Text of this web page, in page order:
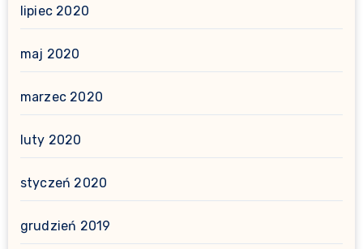
lipiec 2020
maj 2020
marzec 2020
luty 2020
styczeń 2020
grudzień 2019